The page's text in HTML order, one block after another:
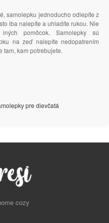
samolepku jednoducho odlepíte z
iba nalepíte a uhladíte rukou. Nie
pomôcok. Samolepky sú
na zeď nalepíte nedopatrením
tam, kam potrebujete.
pre dievčatá
cozy